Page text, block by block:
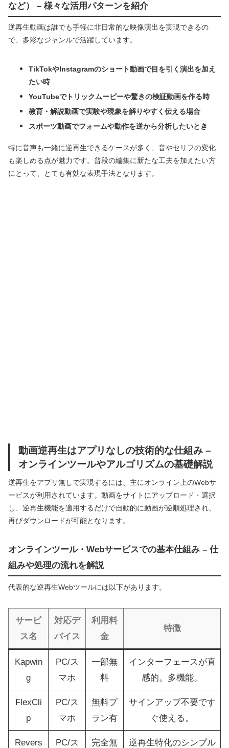
など） – 様々な活用パターンを紹介
逆再生動画は誰でも手軽に非日常的な映像演出を実現できるの
で、多彩なジャンルで活躍しています。
TikTokやInstagramのショート動画で目を引く演出を加え
たい時
YouTubeでトリックムービーや驚きの検証動画を作る時
教育・解説動画で実験や現象を解りやすく伝える場合
スポーツ動画でフォームや動作を逆から分析したいとき
特に音声も一緒に逆再生できるケースが多く、音やセリフの変化
も楽しめる点が魅力です。普段の編集に新たな工夫を加えたい方
にとって、とても有効な表現手法となります。
動画逆再生はアプリなしの技術的な仕組み –
オンラインツールやアルゴリズムの基礎解説
逆再生をアプリ無しで実現するには、主にオンライン上のWebサ
ービスが利用されています。動画をサイトにアップロード・選択
し、逆再生機能を適用するだけで自動的に動画が逆順処理され、
再びダウンロードが可能となります。
オンラインツール・Webサービスでの基本仕組み – 仕
組みや処理の流れを解説
代表的な逆再生Webツールには以下があります。
サービ
ス名
対応デ
バイス
利用料
金
特徴
Kapwin
g
PC/ス
マホ
一部無
料
インターフェースが直
感的。多機能。
FlexCli
p
PC/ス
マホ
無料プ
ラン有
サインアップ不要です
ぐ使える。
Revers
PC/ス
完全無
逆再生特化のシンプル